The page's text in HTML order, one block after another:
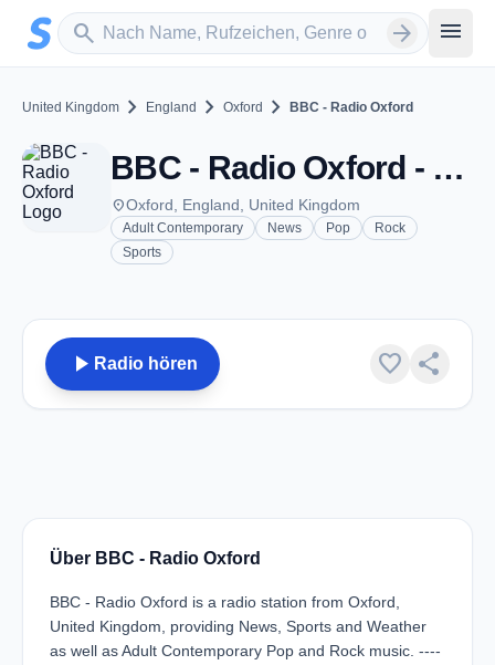
Zum Hauptinhalt springen
search
Sender suchen arrow_forward menu
United Kingdom chevron_right England chevron_right Oxford chevron_right BBC - Radio Oxford
BBC - Radio Oxford - FM 95.2 - Oxford
placeOxford, England, United Kingdom
Adult Contemporary News Pop
Rock
Sports
play_arrow Radio hören favorite share
Über BBC - Radio Oxford
BBC - Radio Oxford is a radio station from Oxford,
United Kingdom, providing News, Sports and Weather
as well as Adult Contemporary Pop and Rock music. ----